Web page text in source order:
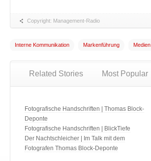
Copyright: Management-Radio
Interne Kommunikation Markenführung Medien
Related Stories Most Popular
Fotografische Handschriften | Thomas Block-
Deponte
Fotografische Handschriften | BlickTiefe
Der Nachtschleicher | Im Talk mit dem
Fotografen Thomas Block-Deponte